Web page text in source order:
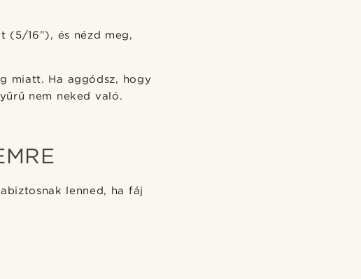
(5/16”), és nézd meg,
miatt. Ha aggódsz, hogy
nem neked való.
lenned, ha fáj